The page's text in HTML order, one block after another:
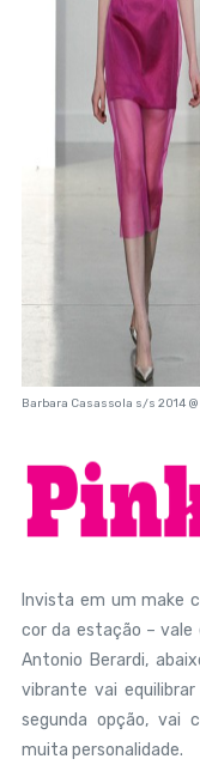
Barbara Casassola s/s 2014
Invista em um make
cor da estação – vale
Antonio Berardi,
vibrante vai
segunda opção, vai
muita personalidade.